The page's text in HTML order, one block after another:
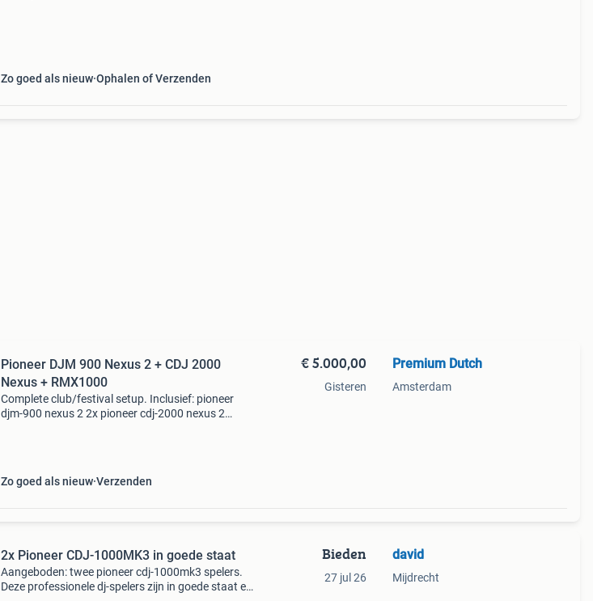
Zo goed als nieuw Ophalen of Verzenden
Pioneer DJM 900 Nexus 2 + CDJ 2000
Nexus + RMX1000
Complete club/festival setup. Inclusief: pioneer
djm-900 nexus 2 2x pioneer cdj-2000 nexus 2
Zo goed als nieuw Verzenden
€ 5.000,00
Gisteren
Premium Dutch
Amsterdam
2x Pioneer CDJ-1000MK3 in goede staat
Aangeboden: twee pioneer cdj-1000mk3 spelers.
Deze professionele dj-spelers zijn in goede staat en
Bieden
27 jul 26
david
Mijdrecht